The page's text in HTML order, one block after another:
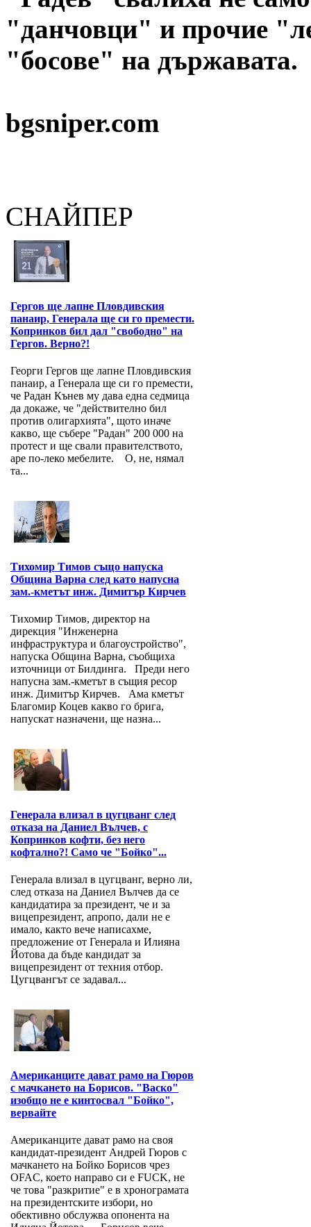
"данчовци" и прочие
"босове" на държавата.
bgsniper.com
СНАЙПЕР
Гергов ще лапне Пловдивския
панаир, Генерала ще си го премести.
Копринков бил дал "свободно" на
Гергов. Верно?!
Георги Гергов ще лапне Пловдивския
панаир, а Генерала ще си го премести,
че Радан Кънев му дава една седмица
да докаже, че "действително бил
против олигархията", щото иначе
какво, ще събере "Радан" 200 000 на
протест и ще свали правителството,
аре по-леко мебелите. О, не, нямал
та...
Тихомир Тимов също напуска
Община Варна след като напусна
зам.-кметът инж. Димитър Кирчев
Тихомир Тимов, директор на
дирекция "Инженерна
инфраструктура и благоустройство",
напуска Община Варна, съобщиха
източници от Билдинга. Преди него
напусна зам.-кметът в същия ресор
инж. Димитър Кирчев. Ама кметът
Благомир Коцев какво го брига,
напускат назначени, ще назна...
Генерала влизал в цугцванг след
отказа на Даниел Вълчев, с
Копринков кофти, без него
кофтално?! Само че "Бойко"...
Генерала влизал в цугцванг, верно ли,
след отказа на Даниел Вълчев да се
кандидатира за президент, че и за
вицепрезидент, апропо, дали не е
имало, както вече написахме,
предложение от Генерала и Илияна
Йотова да бъде кандидат за
вицепрезидент от техния отбор.
Цугцвангът се задавал...
Американците дават рамо на Гюров
с мачкането на Борисов. "Васко"
изобщо не е кинтосвал "Бойко",
вервайте
Американците дават рамо на своя
кандидат-президент Андрей Гюров с
мачкането на Бойко Борисов чрез
OFAC, което направо си е FUCK, не
че това "разкритие" е в хронограмата
на президентските избори, но
обективно обслужва опонента на